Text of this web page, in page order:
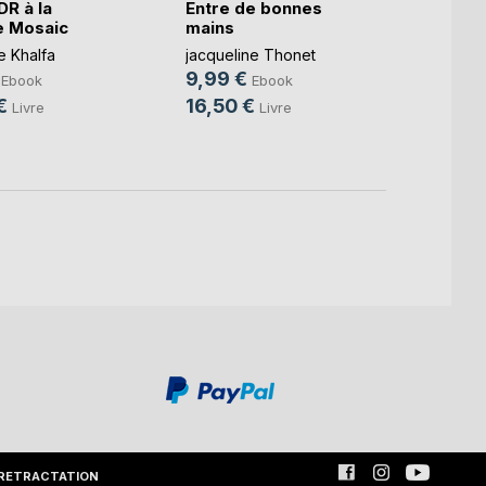
à la
Mosaic
Khalfa
Ebook
Livre
Entre de bonnes
mains
jacqueline Thonet
9,99 € Ebook
16,50 € Livre